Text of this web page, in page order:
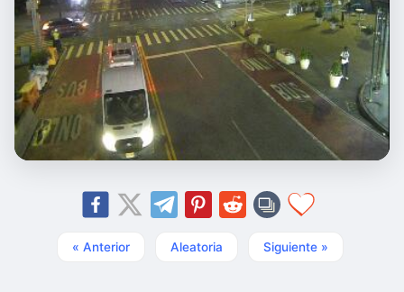
« Anterior Aleatoria Siguiente »